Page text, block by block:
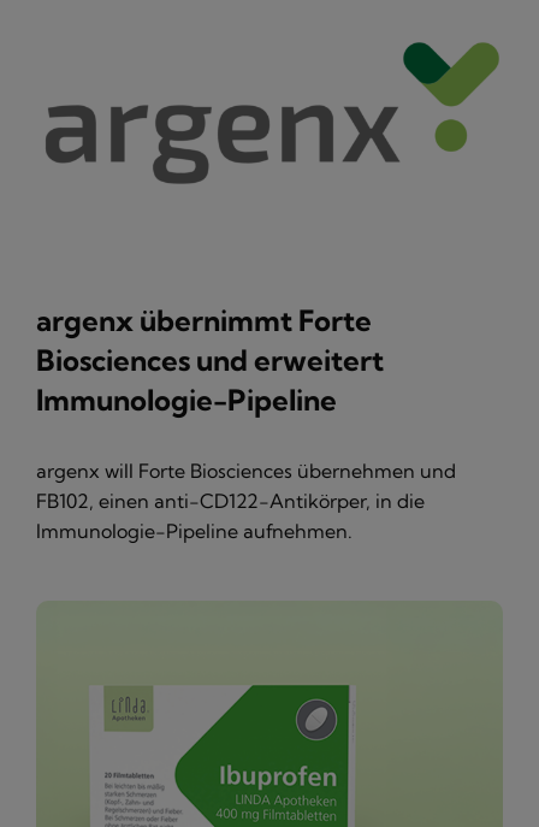
argenx übernimmt Forte
Biosciences und erweitert
Immunologie-Pipeline
argenx will Forte Biosciences übernehmen und
FB102, einen anti-CD122-Antikörper, in die
Immunologie-Pipeline aufnehmen.